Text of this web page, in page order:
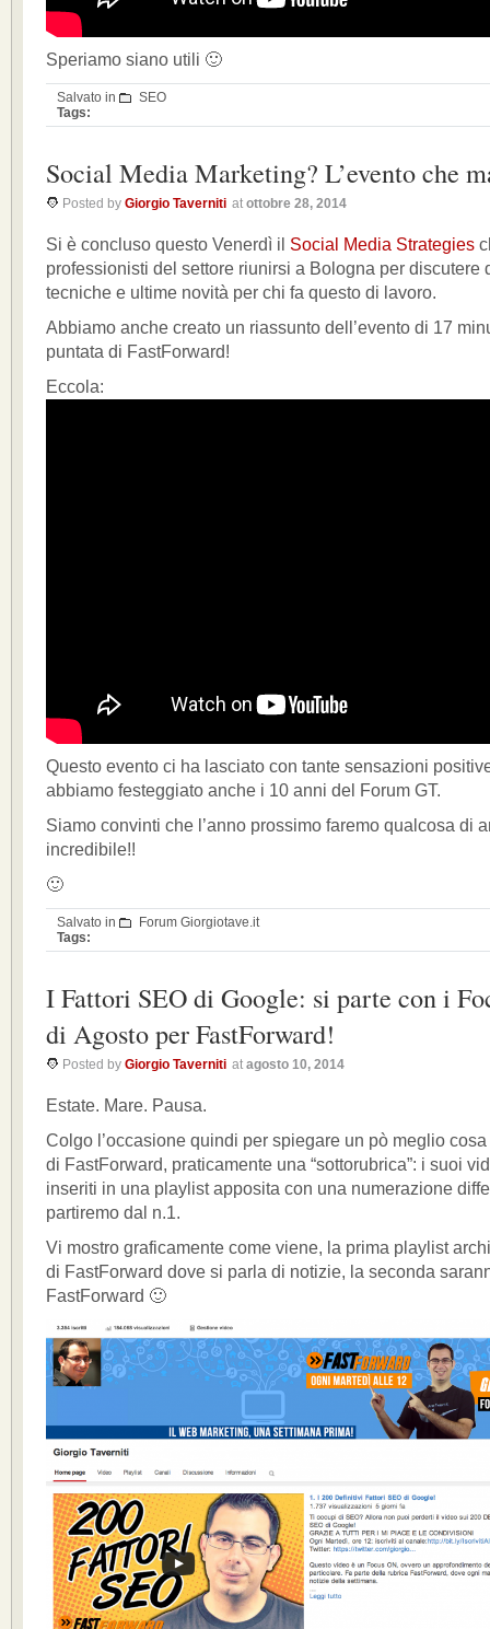
Speriamo siano utili 🙂
Salvato in
SEO
Tags:
Social Media Marketing? L’evento che
Posted by Giorgio Taverniti at ottobre 28, 2014
Si è concluso questo Venerdì il Social Media Strategies
professionisti del settore riunirsi a Bologna per discutere
tecniche e ultime novità per chi fa questo di lavoro.
Abbiamo anche creato un riassunto dell’evento di 17
puntata di FastForward!
Eccola:
Questo evento ci ha lasciato con tante sensazioni
abbiamo festeggiato anche i 10 anni del Forum GT.
Siamo convinti che l’anno prossimo faremo qualcosa di
incredibile!!
🙂
Salvato in
Forum Giorgiotave.it
Tags:
I Fattori SEO di Google: si parte con i
di Agosto per FastForward!
Posted by Giorgio Taverniti at agosto 10, 2014
Estate. Mare. Pausa.
Colgo l’occasione quindi per spiegare un pò meglio
di FastForward, praticamente una “sottorubrica”: i suoi
inseriti in una playlist apposita con una numerazione
partiremo dal n.1.
Vi mostro graficamente come viene, la prima playlist
di FastForward dove si parla di notizie, la seconda
FastForward 🙂